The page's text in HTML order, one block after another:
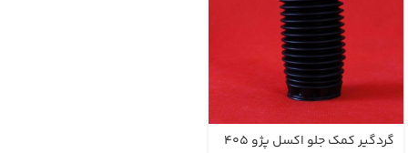
گردگیر کمک جلو اکسل پژو 405